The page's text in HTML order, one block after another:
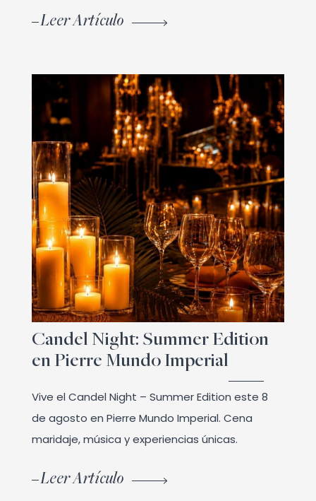
Leer Artículo
Candel Night: Summer Edition
en Pierre Mundo Imperial
Vive el Candel Night – Summer Edition este 8
de agosto en Pierre Mundo Imperial. Cena
maridaje, música y experiencias únicas.
Leer Artículo